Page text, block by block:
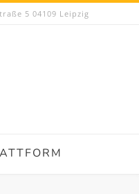
5 04109 Leipzig